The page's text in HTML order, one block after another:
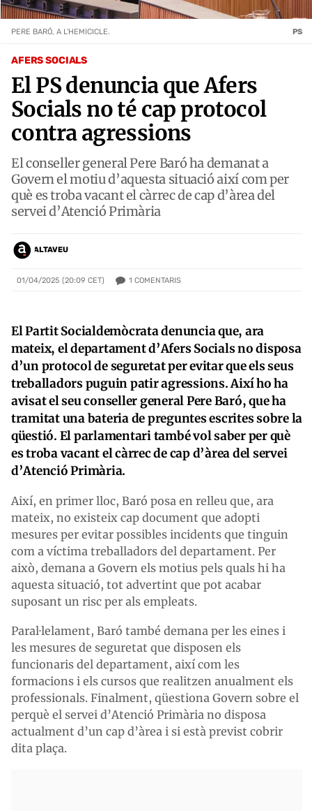
AFERS SOCIALS
El PS denuncia que Afers
Socials no té cap protocol
contra agressions
El conseller general Pere Baró ha demanat a
Govern el motiu d’aquesta situació així com per
què es troba vacant el càrrec de cap d’àrea del
servei d’Atenció Primària
ALTAVEU
01/04/2025 (20:09 CET) 1 COMENTARIS
PERE BARÓ, A L'HEMICICLE. PS
El Partit Socialdemòcrata denuncia que, ara
mateix, el departament d’Afers Socials no disposa
d’un protocol de seguretat per evitar que els seus
treballadors puguin patir agressions. Així ho ha
avisat el seu conseller general Pere Baró, que ha
tramitat una bateria de preguntes escrites sobre la
qüestió. El parlamentari també vol saber per què
es troba vacant el càrrec de cap d’àrea del servei
d’Atenció Primària.
Així, en primer lloc, Baró posa en relleu que, ara
mateix, no existeix cap document que adopti
mesures per evitar possibles incidents que tinguin
com a víctima treballadors del departament. Per
això, demana a Govern els motius pels quals hi ha
aquesta situació, tot advertint que pot acabar
suposant un risc per als empleats.
Paral·lelament, Baró també demana per les eines i
les mesures de seguretat que disposen els
funcionaris del departament, així com les
formacions i els cursos que realitzen anualment els
professionals. Finalment, qüestiona Govern sobre el
perquè el servei d’Atenció Primària no disposa
actualment d’un cap d’àrea i si està previst cobrir
dita plaça.